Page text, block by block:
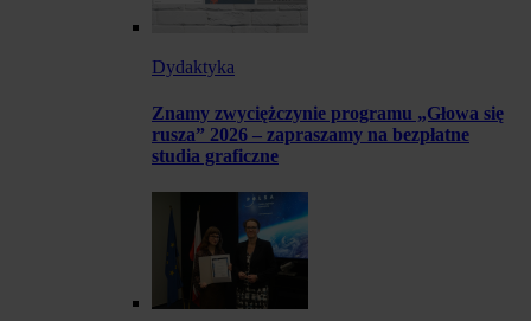
Dydaktyka
Znamy zwyciężczynie programu „Głowa się
rusza” 2026 – zapraszamy na bezpłatne
studia graficzne